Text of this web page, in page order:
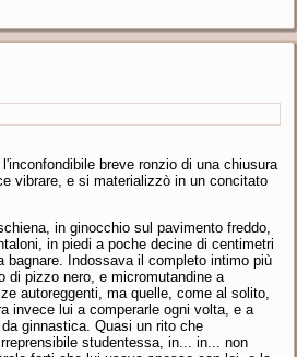
breve ronzio di una chiusura
vibrare, e si materializzò in un concitato
in ginocchio sul pavimento freddo,
in piedi a poche decine di centimetri
Indossava il completo intimo più
di pizzo nero, e micromutandine a
autoreggenti, ma quelle, come al solito,
invece lui a comperarle ogni volta, e a
ginnastica. Quasi un rito che
studentessa, in... in... non